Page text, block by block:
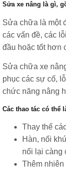
Sửa xe nâng là gì,
Sửa chữa là một
các vấn đề, các
đầu hoặc tốt hơn
Sửa chữa xe
phục các sự cố,
chức năng nâng
Các thao tác có thể
Thay thế
Hàn, nối
nối lại càng
Thêm